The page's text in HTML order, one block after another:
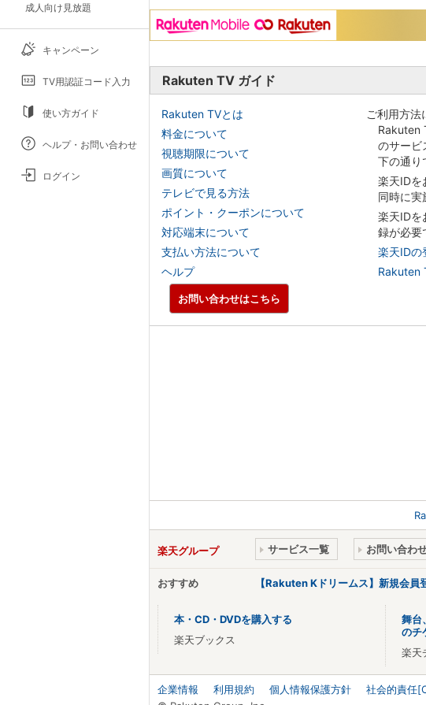
成人向け見放題
キャンペーン
TV用認証コード入力
使い方ガイド
ヘルプ・お問い合わせ
ログイン
Rakuten TV ガイド
Rakuten TVとは
料金について
視聴期限について
画質について
テレビで見る方法
ポイント・クーポンについて
対応端末について
支払い方法について
ヘルプ
ご利用方法
Rakuten
のサービ
下の通り
楽天ID
同時に実
楽天ID
録が必要
楽天IDの
Rakuten
お問い合わせはこちら
楽天グループ サービス一覧 お問い合わ
おすすめ 【Rakuten Kドリームス】新規会
本・CD・DVDを購入する
楽天ブックス
舞台
のチ
楽天
企業情報 利用規約 個人情報保護方針 社会的責任